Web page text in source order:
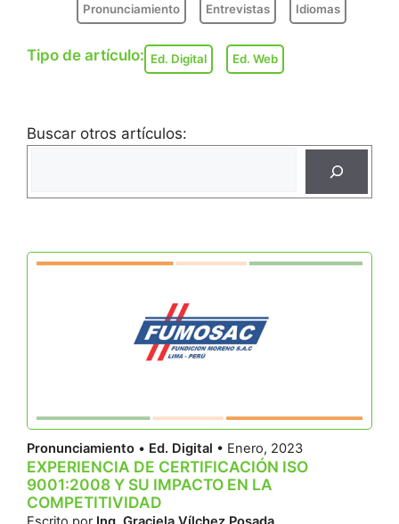
Pronunciamiento • Ed. Digital • Enero, 2023
EXPERIENCIA DE CERTIFICACIÓN ISO
9001:2008 Y SU IMPACTO EN LA
COMPETITIVIDAD
Pronunciamiento Entrevistas Idiomas
Tipo de artículo: Ed. Digital Ed. Web
Buscar otros artículos: